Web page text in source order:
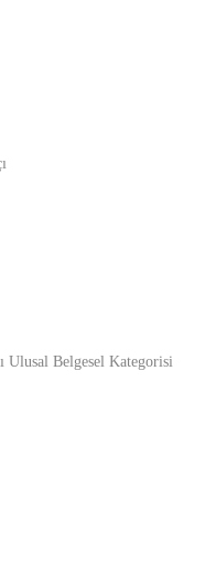
Ulusal Belgesel Kategorisi